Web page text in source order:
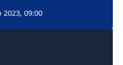
2023, 09:00